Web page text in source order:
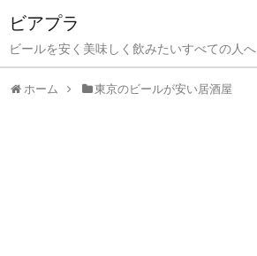
ビアプラ
ビールを安く美味しく飲みたいすべての人へ
ホーム 東京のビールが安い居酒屋